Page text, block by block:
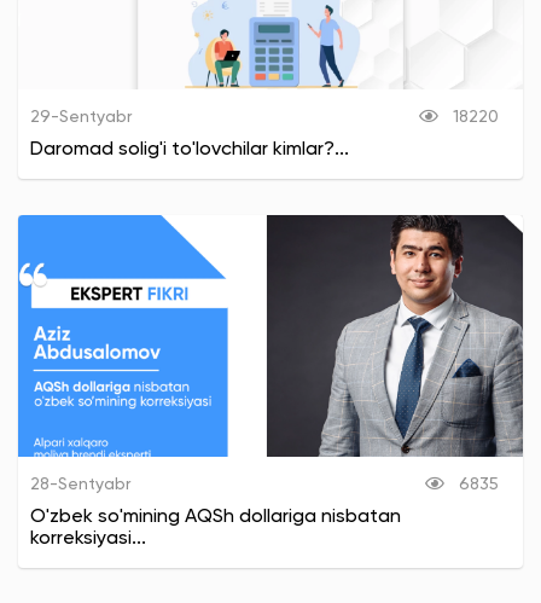
29-Sentyabr 18220
Daromad solig'i to'lovchilar kimlar?...
28-Sentyabr 6835
O'zbek so'mining AQSh dollariga nisbatan
korreksiyasi...